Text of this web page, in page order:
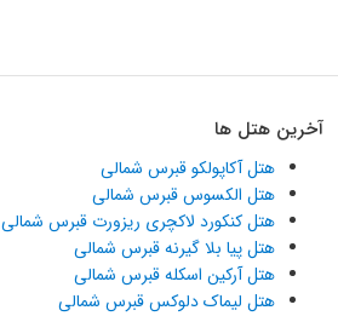
آخرین هتل ها
هتل آکاپولکو قبرس شمالی
هتل الکسوس قبرس شمالی
هتل کنکورد لاکچری ریزورت قبرس شمالی
هتل پیا بلا گیرنه قبرس شمالی
هتل آرکین اسکله قبرس شمالی
هتل لیماک دلوکس قبرس شمالی